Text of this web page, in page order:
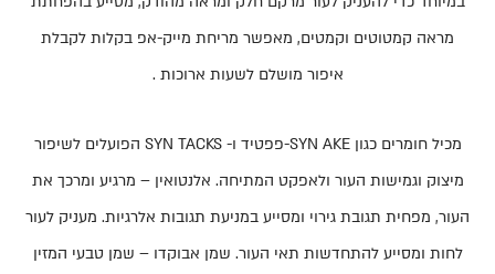
מראה קמטוטים וקמטים, מאפשר מריחת מייק-אפ בקלות לקבלת
איפור מושלם לשעות ארוכות .
מכיל חומרים כגוןSYN AKE-פפטיד ו-SYN TACKS הפועלים לשיפור
מיצוק וגמישות העור ולאפקט המתיחה. אלנטואין – מרגיע ומרכך את
העור, מפחית תגובת גירוי ומסייע במניעת תגובות אלרגיות. מעניק לעור
לחות ומסייע להתחדשות תאי העור. שמן אבוקדו – שמן טבעי המזין